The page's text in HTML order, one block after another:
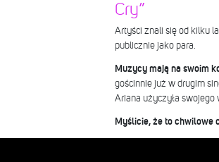
Cry”
Artyści znali się od kilku
publicznie jako para.
Muzycy mają na swoim
gościnnie już w drugim
Ariana użyczyła swojego
Myślicie, że to chwilowe